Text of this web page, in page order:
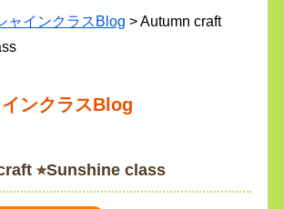
ャインクラスBlog > Autumn craft
ンクラスBlog
⭐︎Sunshine class